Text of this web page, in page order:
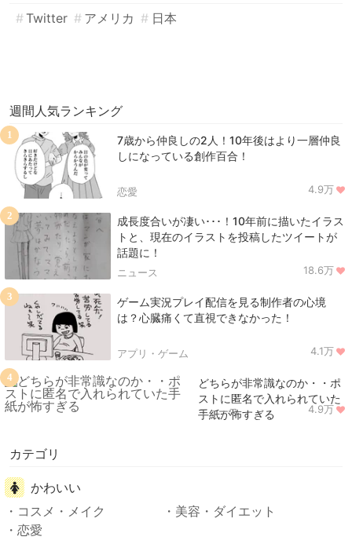
Twitter
アメリカ 日本
週間人気ランキング
7歳から仲良しの2人！10年後はより一層仲良
しになっている創作百合！
恋愛 4.9万
1
成長度合いが凄い･･･！10年前に描いたイラス
トと、現在のイラストを投稿したツイートが
話題に！
ニュース 18.6万
2
ゲーム実況プレイ配信を見る制作者の心境
は？心臓痛くて直視できなかった！
アプリ・ゲーム 4.1万
3
どちらが非常識なのか・・ポ
ストに匿名で入れられていた
手紙が怖すぎる
ニュース 4.9万
4
カテゴリ
かわいい
コスメ・メイク
美容・ダイエット
恋愛